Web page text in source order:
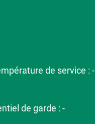
de service : -
de garde : -